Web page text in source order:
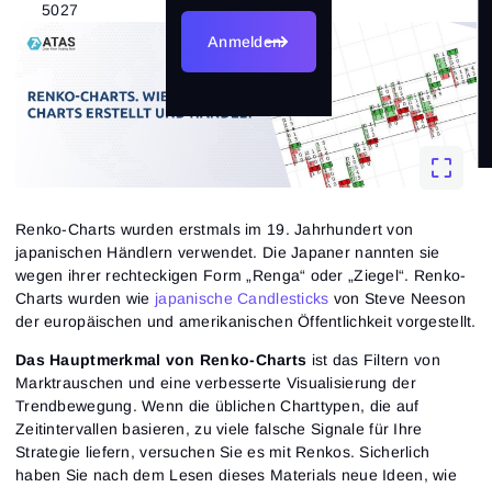
Anmelden
5027
Renko-Charts wurden erstmals im 19. Jahrhundert von
japanischen Händlern verwendet. Die Japaner nannten sie
wegen ihrer rechteckigen Form „Renga“ oder „Ziegel“. Renko-
Charts wurden wie japanische Candlesticks von Steve Neeson
der europäischen und amerikanischen Öffentlichkeit vorgestellt.
Das Hauptmerkmal von Renko-Charts ist das Filtern von
Marktrauschen und eine verbesserte Visualisierung der
Trendbewegung. Wenn die üblichen Charttypen, die auf
Zeitintervallen basieren, zu viele falsche Signale für Ihre
Strategie liefern, versuchen Sie es mit Renkos. Sicherlich
haben Sie nach dem Lesen dieses Materials neue Ideen, wie